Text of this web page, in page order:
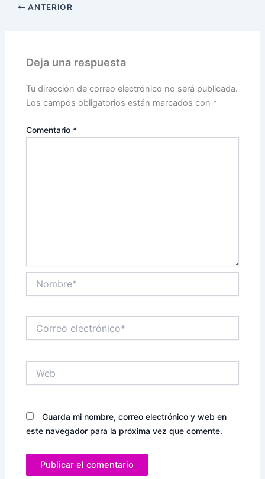
ANTERIOR
Deja una respuesta
Tu dirección de correo electrónico no será publicada.
Los campos obligatorios están marcados con *
Comentario *
electrónico*
Guarda mi nombre, correo electrónico y web en
este navegador para la próxima vez que comente.